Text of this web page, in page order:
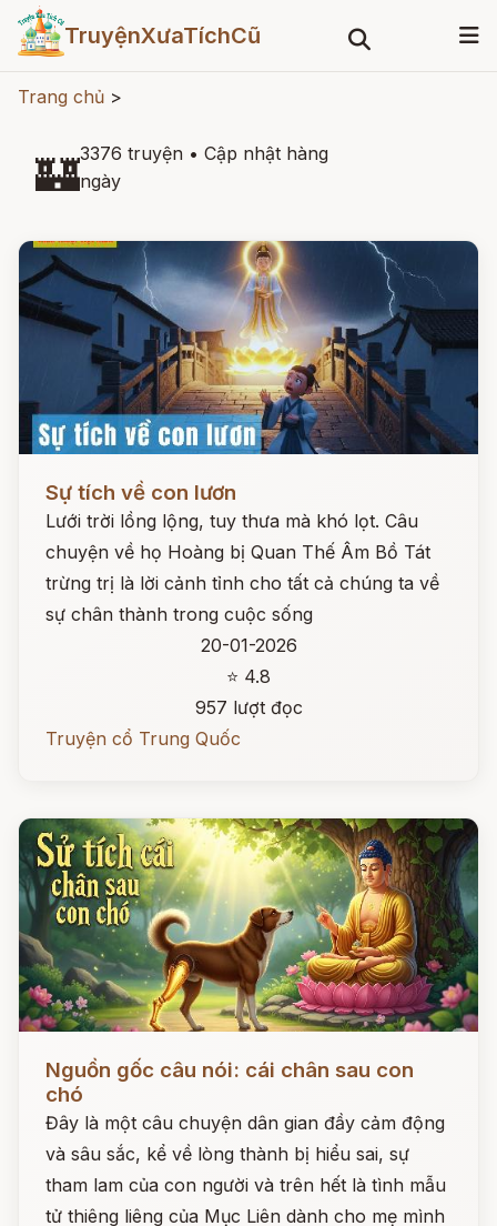
TruyệnXưaTíchCũ
Trang chủ >
🏰3376 truyện • Cập nhật hàng
ngày
Sự tích về con lươn
Lưới trời lồng lộng, tuy thưa mà khó lọt. Câu
chuyện về họ Hoàng bị Quan Thế Âm Bồ Tát
trừng trị là lời cảnh tỉnh cho tất cả chúng ta về
sự chân thành trong cuộc sống
20-01-2026
⭐ 4.8
957 lượt đọc
Truyện cổ Trung Quốc
Đọc ngay
Nguồn gốc câu nói: cái chân sau con
chó
Đây là một câu chuyện dân gian đầy cảm động
và sâu sắc, kể về lòng thành bị hiểu sai, sự
tham lam của con người và trên hết là tình mẫu
tử thiêng liêng của Mục Liên dành cho mẹ mình